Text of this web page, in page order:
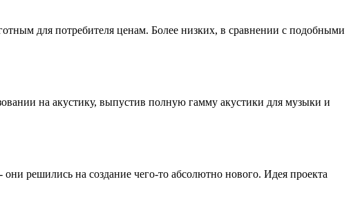
для потребителя ценам. Более низких, в сравнении с подобными
на акустику, выпустив полную гамму акустики для музыки и
решились на создание чего-то абсолютно нового. Идея проекта